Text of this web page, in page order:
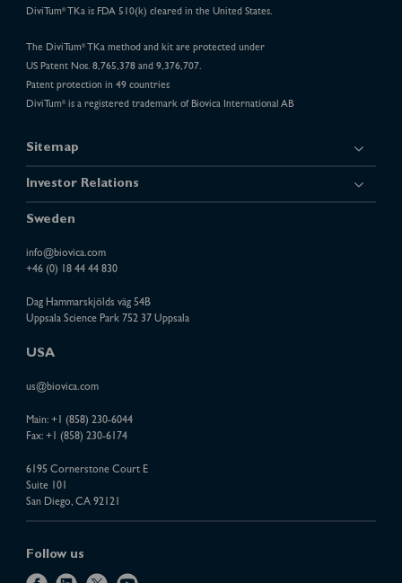
DiviTum®TKa is FDA 510(k) cleared in the United States.
The DiviTum®TKa method and kit are protected under
US Patent Nos. 8,765,378 and 9,376,707.
Patent protection in 49 countries
DiviTum®is a registered trademark of Biovica International AB
Sitemap
Investor Relations
Sweden
info@biovica.com
+46 (0) 18 44 44 830
Dag Hammarskjölds väg 54B
Uppsala Science Park 752 37 Uppsala
USA
us@biovica.com
Main: +1 (858) 230-6044
Fax: +1 (858) 230-6174
6195 Cornerstone Court E
Suite 101
San Diego, CA 92121
Follow us